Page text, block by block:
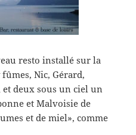
resto installé sur la
Nic, Gérard,
deux sous un ciel un
et Malvoisie de
et de miel», comme